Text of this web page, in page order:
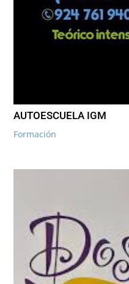
AUTOESCUELA IGM
Formación